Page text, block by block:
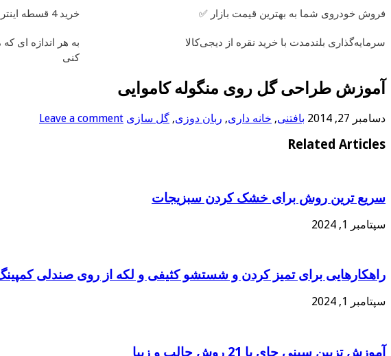
فروش خودروی شما به بهترین قیمت بازار ✅ خرید 4 قسطه اینترنت پیشگامان ☎️ بدون نیاز به تلفن
سرمایه‌گذاری بلندمدت با خرید نقره از دیجی‌کالا
به هر اندازه ای
کنی
آموزش طراحی گل روی منگوله کاموایی
دسامبر 27, 2014 بافتنی, خانه داری, ربان دوزی, گل سازی Leave a comment
Related Articles
سریع ترین روش برای خشک کردن سبزیجات
سپتامبر 1, 2024
راهکارهایی برای تمیز کردن و شستشو کثیفی و لکه از روی صندلی
سپتامبر 1, 2024
آموزش تزیین سینی چای با 21 روش جالب و زیبا